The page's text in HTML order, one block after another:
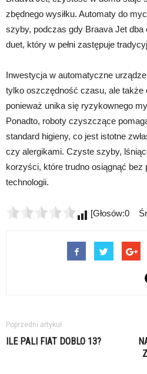
zbędnego wysiłku. Automaty do
szyby, podczas gdy Braava Jet dba
duet, który w pełni zastępuje
Inwestycja w automatyczne
tylko oszczędność czasu, ale także
ponieważ unika się ryzykownego
Ponadto, roboty czyszczące
standard higieny, co jest istotne
czy alergikami. Czyste szyby,
korzyści, które trudno osiągnąć
technologii.
[Głosów:0
Poprzedni artykuł
ILE PALI FIAT DOBLO 13?